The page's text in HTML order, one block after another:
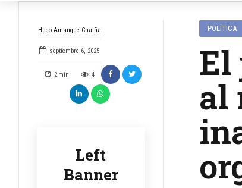
Hugo Amanque Chaiña
septiembre 6, 2025
2 min 4
Left
Banner
POLÍTICA
El
al